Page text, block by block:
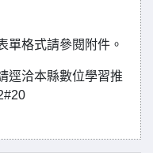
單格式請參閱附件。
逕洽本縣數位學習推